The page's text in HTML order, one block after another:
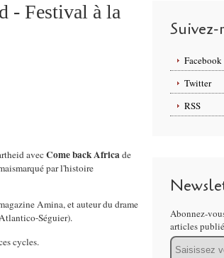
- Festival à la
avecCome back Africade
par l'histoire
Amina, et auteur du drame
Séguier).
cycles.
Suivez-
Facebook
Twitter
RSS
Abonnez-
articles
Email